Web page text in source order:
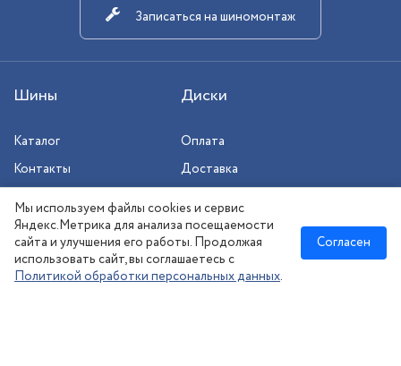
Шины Диски
Каталог
Контакты
Оплата
Доставка
Сезонное хранение
Записаться на шиномонтаж
Новосибирск:
Мы используем файлы cookies и сервис
Яндекс.Метрика для анализа посещаемости
сайта и улучшения его работы. Продолжая
использовать сайт, вы соглашаетесь с
Политикой обработки персональных данных.
Согласен